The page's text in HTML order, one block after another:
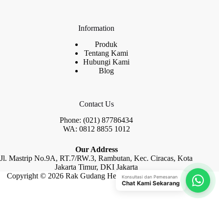
Information
Produk
Tentang Kami
Hubungi Kami
Blog
Contact Us
Phone: (021) 87786434
WA: 0812 8855 1012
Our Address
Jl. Mastrip No.9A, RT.7/RW.3, Rambutan, Kec. Ciracas, Kota
Jakarta Timur, DKI Jakarta
Copyright © 2026 Rak Gudang Heayy Duty by Raja Rak
Konsultasi dan Pemesanan
Chat Kami Sekarang